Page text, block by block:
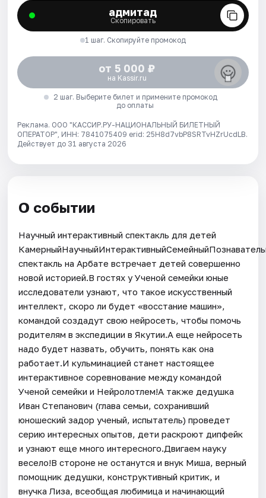
адмитад
Скопировать
1 шаг. Скопируйте промокод
от 5 000 ₽
на Kassir.ru
2 шаг. Выберите билет и примените промокод
до оплаты
Реклама. ООО "КАССИР.РУ-НАЦИОНАЛЬНЫЙ БИЛЕТНЫЙ
ОПЕРАТОР", ИНН: 7841075409 erid: 25H8d7vbP8SRTvHZrUcdLB.
Действует до 31 августа 2026
О событии
Научный интерактивный спектакль для детей
спектакль на Арбате встречает детей совершенно
новой историей.В гостях у Ученой семейки юные
исследователи узнают, что такое искусственный
интеллект, скоро ли будет «восстание машин»,
командой создадут свою нейросеть, чтобы помочь
родителям в экспедиции в Якутии.А еще нейросеть
надо будет назвать, обучить, понять как она
работает.И кульминацией станет настоящее
интерактивное соревнование между командой
Ученой семейки и Нейролотлем!А также дедушка
Иван Степанович (глава семьи, сохранивший
юношеский задор ученый, испытатель) проведет
серию интересных опытов, дети раскроют дипфейк
и узнают еще много интересного.Двигаем науку
весело!В стороне не останутся и внук Миша, верный
помощник дедушки, конструктивный критик, и
внучка Лиза, всеобщая любимица и начинающий